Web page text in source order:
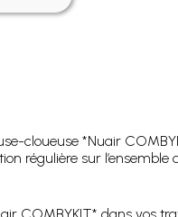
cloueuse *Nuair
régulière sur l’ensemble
COMBYKIT* dans vos